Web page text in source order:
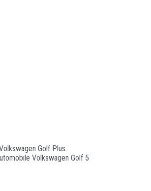
Golf Plus
Volkswagen Golf 5